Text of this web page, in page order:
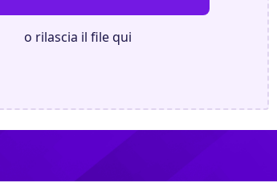
o rilascia il file qui